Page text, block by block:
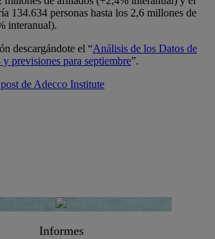
134.634 personas hasta los 2,6 millones de
interanual).
descargándote el “Análisis de los Datos de
previsiones para septiembre”.
de Adecco Institute
Informes